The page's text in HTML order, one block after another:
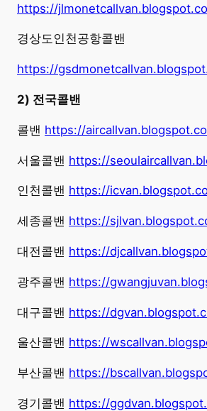
https://
경상도인천공항콜밴
https://
2) 전국콜밴
콜밴 https://
서울콜밴 https://
인천콜밴 https://
세종콜밴 https://
대전콜밴 https://
광주콜밴 https://
대구콜밴 https://
울산콜밴 https://
부산콜밴 https://
경기콜밴 https://